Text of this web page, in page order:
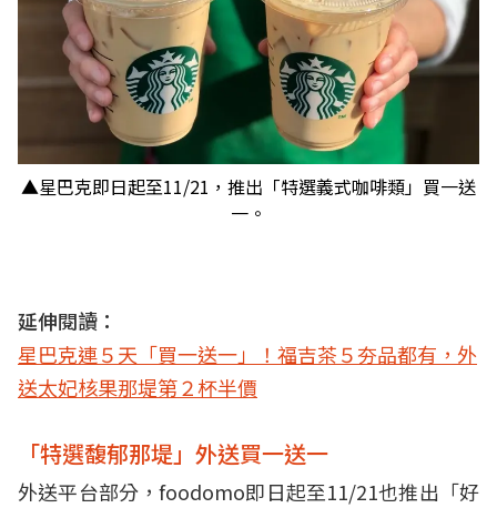
▲星巴克即日起至11/21，推出「特選義式咖啡類」買一送
一。
延伸閱讀：
星巴克連５天「買一送一」！福吉茶５夯品都有，外
送太妃核果那堤第２杯半價
「特選馥郁那堤」外送買一送一
外送平台部分，foodomo即日起至11/21也推出「好